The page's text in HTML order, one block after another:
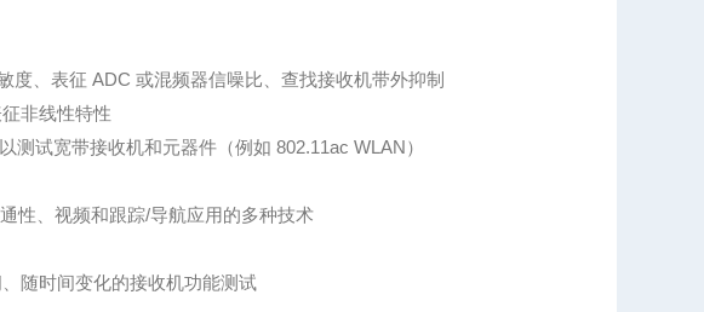
度、表征 ADC 或混频器信噪比、查找接收机带外抑制
非线性特性
测试宽带接收机和元器件（例如 802.11ac WLAN）
性、视频和跟踪/导航应用的多种技术
随时间变化的接收机功能测试